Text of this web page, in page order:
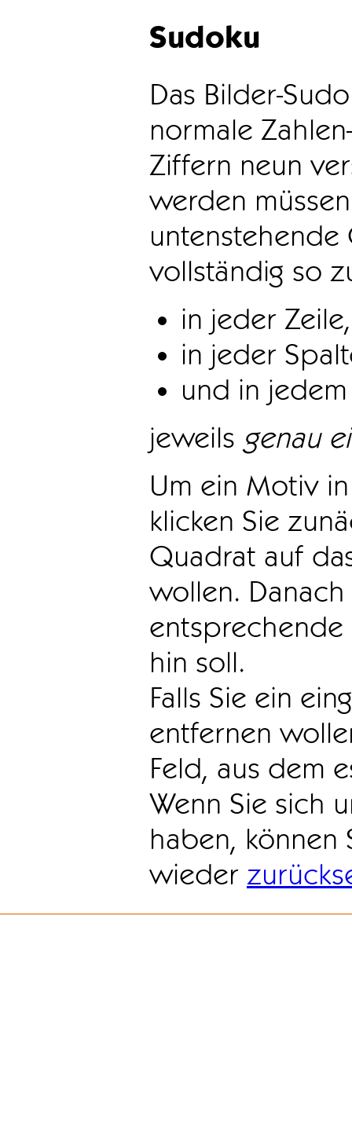
Sudoku
Das Bilder-
normale
Ziffern neun
werden
vollständig so
in jeder Zeile,
in jeder
und in
jeweils genau
Um ein Motiv
klicken Sie
Quadrat auf
wollen.
hin soll.
Falls Sie ein
entfernen
Feld, aus dem
Wenn Sie sich
haben, können
wieder